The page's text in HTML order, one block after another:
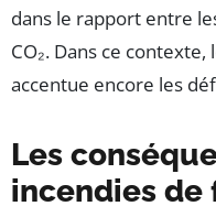
dans le rapport entre
CO₂. Dans ce
accentue encore les
Les
incendies de